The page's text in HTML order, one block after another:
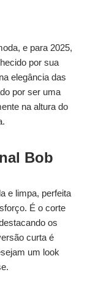
e para 2025,
por sua
elegância das
por ser uma
na altura do
Bob
e limpa, perfeita
É o corte
os
curta é
um look